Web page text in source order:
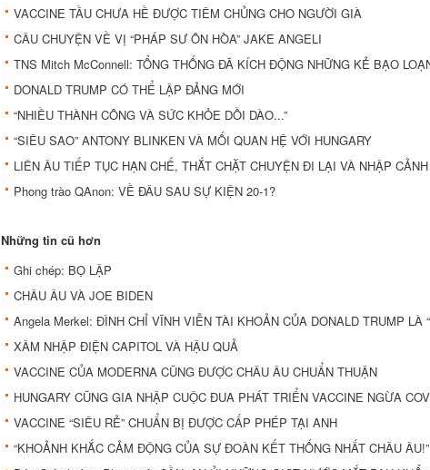
VACCINE TẦU CHƯA HỀ ĐƯỢC TIÊM CHỦNG CHO NGƯỜI GIÀ
CÂU CHUYỆN VỀ VỊ “PHÁP SƯ ÔN HÒA” JAKE ANGELI
TNS Mitch McConnell: TỔNG THỐNG ĐÃ KÍCH ĐỘNG NHỮNG KẺ BẠO
DONALD TRUMP CÓ THỂ LẬP ĐẢNG MỚI
“NHIỀU THÀNH CÔNG VÀ SỨC KHỎE DỒI DÀO...”
“SIÊU SAO” ANTONY BLINKEN VÀ MỐI QUAN HỆ VỚI HUNGARY
LIÊN ÂU TIẾP TỤC HẠN CHẾ, THẮT CHẶT CHUYỆN ĐI LẠI VÀ NHẬP CẢNH
Phong trào QAnon: VỀ ĐÂU SAU SỰ KIỆN 20-1?
Những tin cũ hơn
Ghi chép: BỌ LẬP
CHÂU ÂU VÀ JOE BIDEN
Angela Merkel: ĐÌNH CHỈ VĨNH VIỄN TÀI KHOẢN CỦA DONALD TRUMP LÀ
XÂM NHẬP ĐIỆN CAPITOL VÀ HẬU QUẢ
VACCINE CỦA MODERNA CŨNG ĐƯỢC CHÂU ÂU CHUẨN THUẬN
HUNGARY CŨNG GIA NHẬP CUỘC ĐUA PHÁT TRIỂN VACCINE NGỪA
VACCINE “SIÊU RẺ” CHUẨN BỊ ĐƯỢC CẤP PHÉP TẠI ANH
“KHOẢNH KHẮC CẢM ĐỘNG CỦA SỰ ĐOÀN KẾT THỐNG NHẤT CHÂU ÂU!”